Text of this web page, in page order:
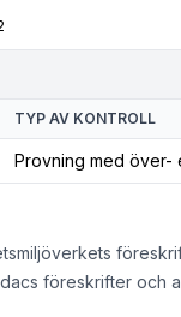
TYP AV KONTROLL
Provning med över-
föreskrifter och